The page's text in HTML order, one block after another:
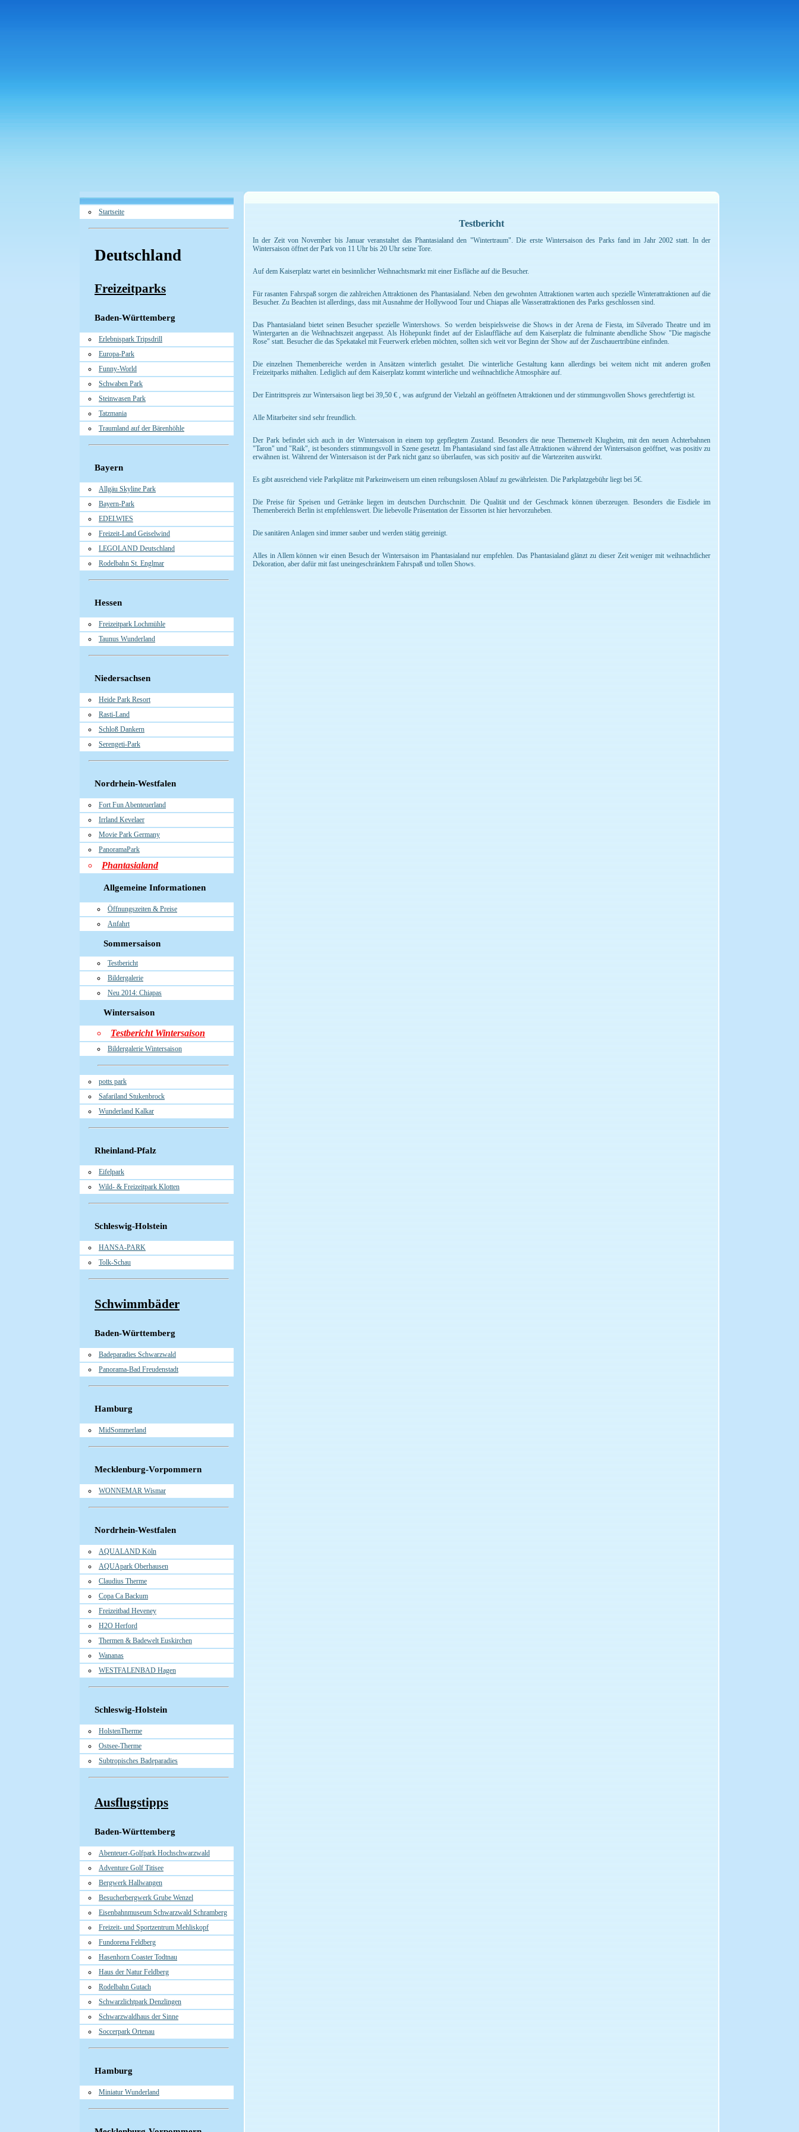
Startseite
Deutschland
Freizeitparks
Baden-Württemberg
Erlebnispark Tripsdrill
Europa-Park
Funny-World
Schwaben Park
Steinwasen Park
Tatzmania
Traumland auf der Bärenhöhle
Bayern
Allgäu Skyline Park
Bayern-Park
EDELWIES
Freizeit-Land Geiselwind
LEGOLAND Deutschland
Rodelbahn St. Englmar
Hessen
Freizeitpark Lochmühle
Taunus Wunderland
Niedersachsen
Heide Park Resort
Rasti-Land
Schloß Dankern
Serengeti-Park
Nordrhein-Westfalen
Fort Fun Abenteuerland
Irrland Kevelaer
Movie Park Germany
PanoramaPark
Phantasialand
Allgemeine Informationen
Öffnungszeiten & Preise
Anfahrt
Sommersaison
Testbericht
Bildergalerie
Neu 2014: Chiapas
Wintersaison
Testbericht Wintersaison
Bildergalerie Wintersaison
potts park
Safariland Stukenbrock
Wunderland Kalkar
Rheinland-Pfalz
Eifelpark
Wild- & Freizeitpark Klotten
Schleswig-Holstein
HANSA-PARK
Tolk-Schau
Schwimmbäder
Baden-Württemberg
Badeparadies Schwarzwald
Panorama-Bad Freudenstadt
Hamburg
MidSommerland
Mecklenburg-Vorpommern
WONNEMAR Wismar
Nordrhein-Westfalen
AQUALAND Köln
AQUApark Oberhausen
Claudius Therme
Copa Ca Backum
Freizeitbad Heveney
H2O Herford
Thermen & Badewelt Euskirchen
Wananas
WESTFALENBAD Hagen
Schleswig-Holstein
HolstenTherme
Ostsee-Therme
Subtropisches Badeparadies
Ausflugstipps
Baden-Württemberg
Abenteuer-Golfpark Hochschwarzwald
Adventure Golf Titisee
Bergwerk Hallwangen
Besucherbergwerk Grube Wenzel
Eisenbahnmuseum Schwarzwald Schramberg
Freizeit- und Sportzentrum Mehliskopf
Fundorena Feldberg
Hasenhorn Coaster Todtnau
Haus der Natur Feldberg
Rodelbahn Gutach
Schwarzlichtpark Denzlingen
Schwarzwaldhaus der Sinne
Soccerpark Ortenau
Hamburg
Miniatur Wunderland
Testbericht
In der Zeit von November bis Januar veranstaltet das Phantasialand den "Wintertraum". Die erste Wintersaison des Parks fand im Jahr 2002 statt. In der
Wintersaison öffnet der Park von 11 Uhr bis 20 Uhr seine Tore.
Auf dem Kaiserplatz wartet ein besinnlicher Weihnachtsmarkt mit einer Eisfläche auf die Besucher.
Für rasanten Fahrspaß sorgen die zahlreichen Attraktionen des Phantasialand. Neben den gewohnten Attraktionen warten auch spezielle Winterattraktionen auf die
Besucher. Zu Beachten ist allerdings, dass mit Ausnahme der Hollywood Tour und Chiapas alle Wasserattraktionen des Parks geschlossen sind.
Das Phantasialand bietet seinen Besucher spezielle Wintershows. So werden beispielsweise die Shows in der Arena de Fiesta, im Silverado Theatre und im
Wintergarten an die Weihnachtszeit angepasst. Als Höhepunkt findet auf der Eislauffläche auf dem Kaiserplatz die fulminante abendliche Show "Die magische
Rose" statt. Besucher die das Spekatakel mit Feuerwerk erleben möchten, sollten sich weit vor Beginn der Show auf der Zuschauertribüne einfinden.
Die einzelnen Themenbereiche werden in Ansätzen winterlich gestaltet. Die winterliche Gestaltung kann allerdings bei weitem nicht mit anderen großen
Freizeitparks mithalten. Lediglich auf dem Kaiserplatz kommt winterliche und weihnachtliche Atmosphäre auf.
Der Eintrittspreis zur Wintersaison liegt bei 39,50 € , was aufgrund der Vielzahl an geöffneten Attraktionen und der stimmungsvollen Shows gerechtfertigt ist.
Alle Mitarbeiter sind sehr freundlich.
Der Park befindet sich auch in der Wintersaison in einem top gepflegtem Zustand. Besonders die neue Themenwelt Klugheim, mit den neuen Achterbahnen
"Taron" und "Raik", ist besonders stimmungsvoll in Szene gesetzt. Im Phantasialand sind fast alle Attraktionen während der Wintersaison geöffnet, was positiv zu
erwähnen ist. Während der Wintersaison ist der Park nicht ganz so überlaufen, was sich positiv auf die Wartezeiten auswirkt.
Es gibt ausreichend viele Parkplätze mit Parkeinweisern um einen reibungslosen Ablauf zu gewährleisten. Die Parkplatzgebühr liegt bei 5€.
Die Preise für Speisen und Getränke liegen im deutschen Durchschnitt. Die Qualität und der Geschmack können überzeugen. Besonders die Eisdiele im
Themenbereich Berlin ist empfehlenswert. Die liebevolle Präsentation der Eissorten ist hier hervorzuheben.
Die sanitären Anlagen sind immer sauber und werden stätig gereinigt.
Alles in Allem können wir einen Besuch der Wintersaison im Phantasialand nur empfehlen. Das Phantasialand glänzt zu dieser Zeit weniger mit weihnachtlicher
Dekoration, aber dafür mit fast uneingeschränktem Fahrspaß und tollen Shows.